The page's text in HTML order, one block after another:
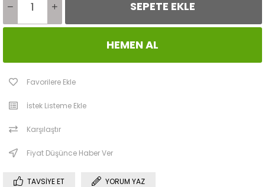
Favorilere Ekle
İstek Listeme Ekle
Karşılaştır
Fiyat Düşünce Haber Ver
TAVSIYE ET YORUM YAZ